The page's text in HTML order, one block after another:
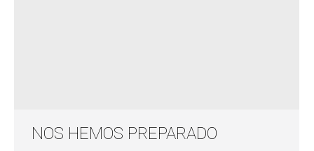
NOS HEMOS PREPARADO